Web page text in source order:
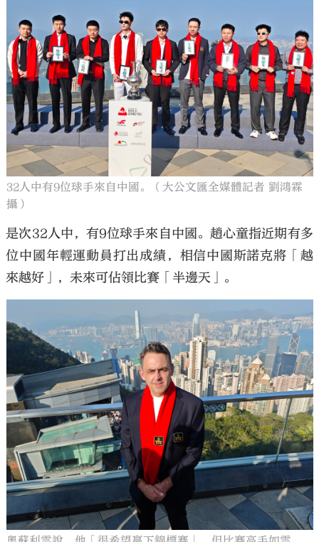
32人中有9位球手來自中國。（大公文匯全媒體記者 劉鴻霖
攝）
是次32人中，有9位球手來自中國。趙心童指近期有多
位中國年輕運動員打出成績，相信中國斯諾克將「越
來越好」，未來可佔領比賽「半邊天」。